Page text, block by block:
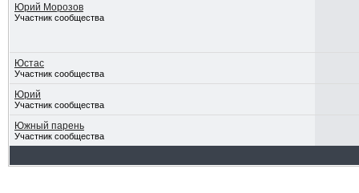
Юрий Морозов
Участник сообщества
Юстас
Участник сообщества
Юрий
Участник сообщества
Южный парень
Участник сообщества